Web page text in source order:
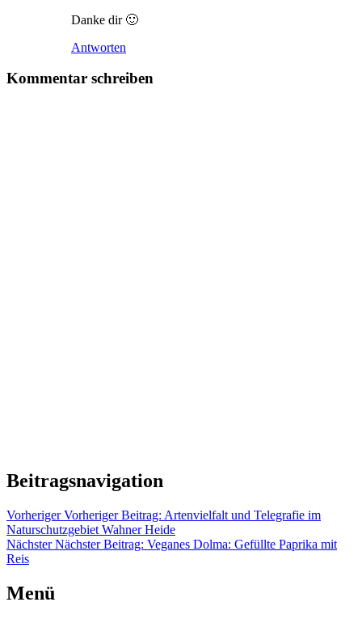
Danke dir 🙂
Antworten
Kommentar schreiben
Beitragsnavigation
Vorheriger Vorheriger Beitrag: Artenvielfalt und Telegrafie im
Naturschutzgebiet Wahner Heide
Nächster Nächster Beitrag: Veganes Dolma: Gefüllte Paprika mit
Reis
Menü